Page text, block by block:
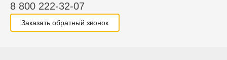
8 800 222-32-07
Заказать обратный звонок